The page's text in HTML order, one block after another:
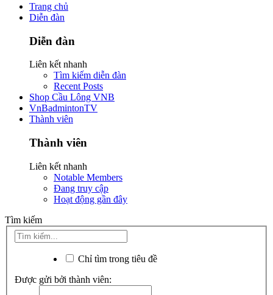
Trang chủ
Diễn đàn
Diễn đàn
Liên kết nhanh
Tìm kiếm diễn đàn
Recent Posts
Shop Cầu Lông VNB
VnBadmintonTV
Thành viên
Thành viên
Liên kết nhanh
Notable Members
Đang truy cập
Hoạt động gần đây
Tìm kiếm
Chỉ tìm trong tiêu đề
Được gửi bởi thành viên: